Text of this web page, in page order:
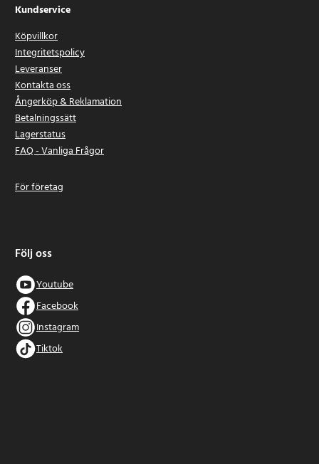
Kundservice
Köpvillkor
Integritetspolicy
Leveranser
Kontakta oss
Ångerköp & Reklamation
Betalningssätt
Lagerstatus
FAQ - Vanliga Frågor
För företag
Följ oss
Youtube
Facebook
Instagram
Tiktok